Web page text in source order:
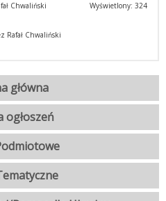
Wyświetlony: 324
Chwaliński
Rafał Chwaliński
główna
ogłoszeń